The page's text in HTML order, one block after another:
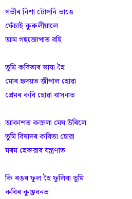
গভীৰ নিশা টোপনি ভাঙে
ফেঁচাই কুৰুলীয়ালে
আম গছজোপাত বহি
তুমি কবিতাৰ ভাষা হৈ
মোৰ হৃদয়ত জীপাল হোৱা
প্ৰেমৰ কবি হোৱা বাসনাত
আকাশত কজলা মেঘ উৰিলে
তুমি বিষাদৰ কবিতা হোৱা
মৰম হেৰুৱাৰ যন্ত্ৰণাত
কি ৰঙৰ ফুল হৈ ফুলিবা তুমি
কবিৰ কুঞ্জবনত